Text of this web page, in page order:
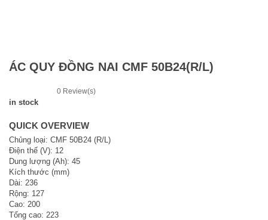
ÁC QUY ĐỒNG NAI CMF 50B24(R/L)
0 Review(s)
in stock
QUICK OVERVIEW
Chủng loại: CMF 50B24 (R/L)
Điện thế (V): 12
Dung lượng (Ah): 45
Kích thước (mm)
Dài: 236
Rộng: 127
Cao: 200
Tổng cao: 223